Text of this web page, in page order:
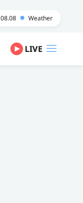
08.08 Weather
LIVE